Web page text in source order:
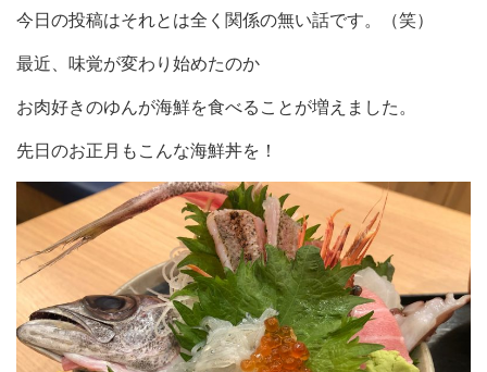
今日の投稿はそれとは全く関係の無い話です。（笑）
最近、味覚が変わり始めたのか
お肉好きのゆんが海鮮を食べることが増えました。
先日のお正月もこんな海鮮丼を！